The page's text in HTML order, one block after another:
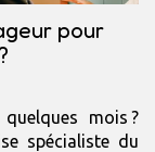
pour
mois ?
spécialiste du